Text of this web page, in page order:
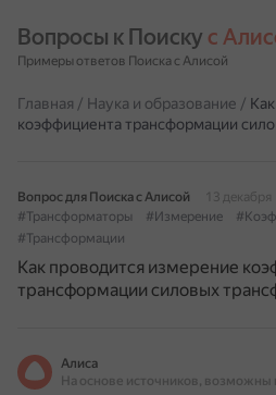
Вопросы к Поиску с
Примеры ответов Поиска с Алисой
Главная / Наука и образование /
коэффициента трансформации
Вопрос для Поиска с Алисой
13 декабря
#Трансформаторы
#Измерение
#Трансформации
Как проводится измерение
трансформации силовых
Алиса